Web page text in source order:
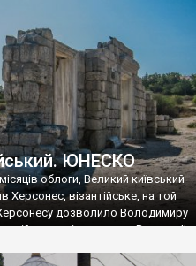
викрадені з фондів об’єкту
«Херсонеса Таврійського».
Візантії», але експерти та
це лише […]
ЮНЕСКО
облоги, Великий київський
Херсонес, візантійське, на той
дозволило Володимиру
імператору Василю ІІ,
став Василем-